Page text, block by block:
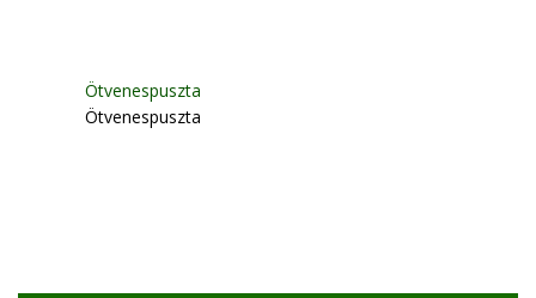
Ötvenespuszta
Ötvenespuszta